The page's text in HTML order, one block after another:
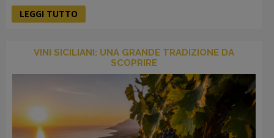
LEGGI TUTTO
VINI SICILIANI: UNA GRANDE TRADIZIONE DA
SCOPRIRE